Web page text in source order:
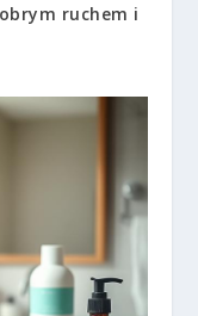
ruchem i